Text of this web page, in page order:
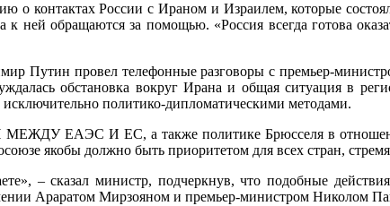
о контактах России с Ираном и Израилем, которые
к ней обращаются за помощью. «Россия всегда готова
Путин провел телефонные разговоры с премьер-
обстановка вокруг Ирана и общая ситуация в
политико-дипломатическими методами.
И ЕС, а также политике Брюсселя в отношении
якобы должно быть приоритетом для всех стран,
– сказал министр, подчеркнув, что подобные
Араратом Мирзояном и премьер-министром Николом